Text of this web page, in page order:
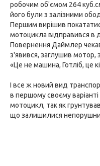
робочим об'ємом 264
його були з залізними
Першим вирішив
мотоцикла відправився в
Повернення Даймлер
з'явився, заглушив мотор,
«Це не машина, Готліб, це
І все ж новий вид
в першому своєму
мотоцикл, так як
що залишилися